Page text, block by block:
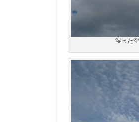
湿った